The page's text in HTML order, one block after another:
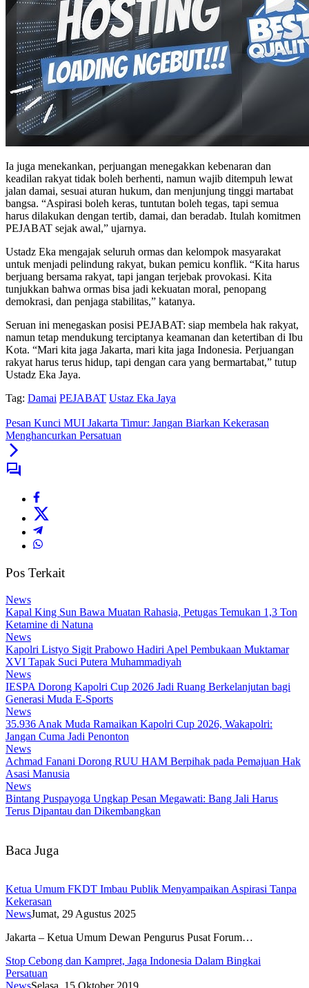
Ia juga menekankan, perjuangan menegakkan kebenaran dan
keadilan rakyat tidak boleh berhenti, namun wajib ditempuh lewat
jalan damai, sesuai aturan hukum, dan menjunjung tinggi martabat
bangsa. “Aspirasi boleh keras, tuntutan boleh tegas, tapi semua
harus dilakukan dengan tertib, damai, dan beradab. Itulah komitmen
PEJABAT sejak awal,” ujarnya.
Ustadz Eka mengajak seluruh ormas dan kelompok masyarakat
untuk menjadi pelindung rakyat, bukan pemicu konflik. “Kita harus
berjuang bersama rakyat, tapi jangan terjebak provokasi. Kita
tunjukkan bahwa ormas bisa jadi kekuatan moral, penopang
demokrasi, dan penjaga stabilitas,” katanya.
Seruan ini menegaskan posisi PEJABAT: siap membela hak rakyat,
namun tetap mendukung terciptanya keamanan dan ketertiban di Ibu
Kota. “Mari kita jaga Jakarta, mari kita jaga Indonesia. Perjuangan
rakyat harus terus hidup, tapi dengan cara yang bermartabat,” tutup
Ustadz Eka Jaya.
Tag: Damai PEJABAT Ustaz Eka Jaya
Pesan Kunci MUI Jakarta Timur: Jangan Biarkan Kekerasan
Menghancurkan Persatuan
Pos Terkait
News
Kapal King Sun Bawa Muatan Rahasia, Petugas Temukan 1,3 Ton
Ketamine di Natuna
News
Kapolri Listyo Sigit Prabowo Hadiri Apel Pembukaan Muktamar
XVI Tapak Suci Putera Muhammadiyah
News
IESPA Dorong Kapolri Cup 2026 Jadi Ruang Berkelanjutan bagi
Generasi Muda E-Sports
News
35.936 Anak Muda Ramaikan Kapolri Cup 2026, Wakapolri:
Jangan Cuma Jadi Penonton
News
Achmad Fanani Dorong RUU HAM Berpihak pada Pemajuan Hak
Asasi Manusia
News
Bintang Puspayoga Ungkap Pesan Megawati: Bang Jali Harus
Terus Dipantau dan Dikembangkan
Baca Juga
Ketua Umum FKDT Imbau Publik Menyampaikan Aspirasi Tanpa
Kekerasan
NewsJumat, 29 Agustus 2025
Jakarta – Ketua Umum Dewan Pengurus Pusat Forum…
Stop Cebong dan Kampret, Jaga Indonesia Dalam Bingkai
Persatuan